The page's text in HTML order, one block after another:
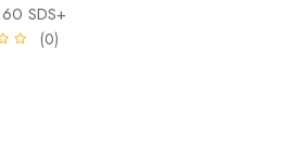
SDS+
(0)